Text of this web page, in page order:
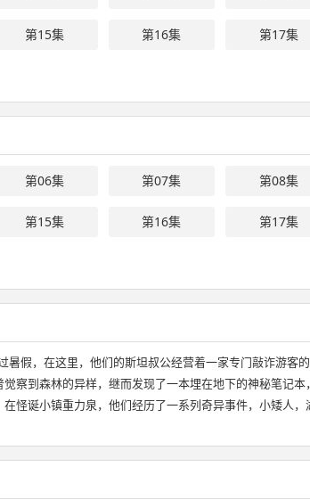
第15集 第16集 第17集
第06集 第07集 第08集
第15集 第16集 第17集
假，在这里，他们的斯坦叔公经营着一家专门敲诈游客
察到森林的异样，继而发现了一本埋在地下的神秘笔记
怪诞小镇重力泉，他们经历了一系列奇异事件，小矮人